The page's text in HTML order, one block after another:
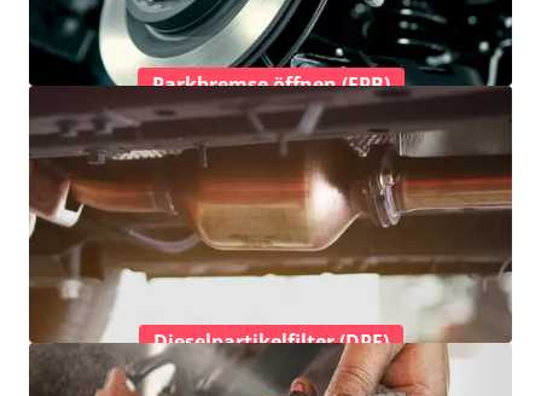
Parkbremse öffnen (EPB)
Dieselpartikelfilter (DPF)